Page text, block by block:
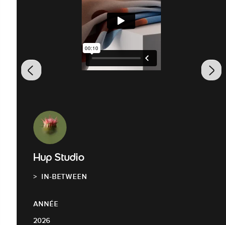
Hup Studio
IN-BETWEEN
ANNÉE
2026